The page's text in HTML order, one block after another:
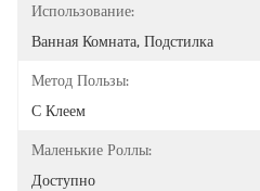
Использование:
Ванная Комната, Подстилка
Метод Пользы:
С Клеем
Маленькие Роллы:
Доступно